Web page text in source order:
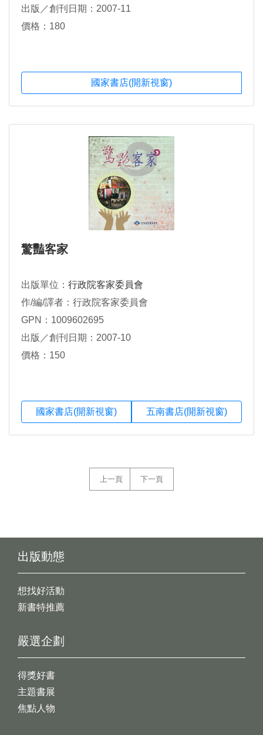
出版／創刊日期：2007-11
價格：180
國家書店(開新視窗)
驚豔客家
出版單位： 行政院客家委員會
作/編/譯者：行政院客家委員會
GPN：1009602695
出版／創刊日期：2007-10
價格：150
國家書店(開新視窗) 五南書店(開新視窗)
上一頁 下一頁
出版動態
想找好活動
新書特推薦
嚴選企劃
得獎好書
主題書展
焦點人物